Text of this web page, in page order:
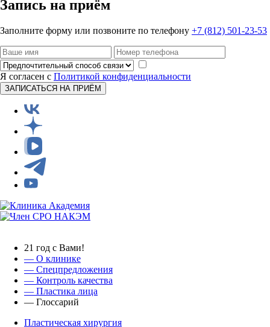
Запись на приём
Заполните форму или позвоните по телефону +7 (812) 501-23-53
Я согласен с Политикой конфиденциальности
ЗАПИСАТЬСЯ НА ПРИЁМ
21 год с Вами!
— О клинике
— Спецпредложения
— Контроль качества
— Пластика лица
— Глоссарий
Пластическая хирургия